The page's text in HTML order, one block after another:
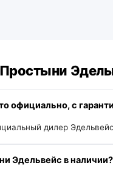
официально, с
дилер
Эдельвейс в наличии?